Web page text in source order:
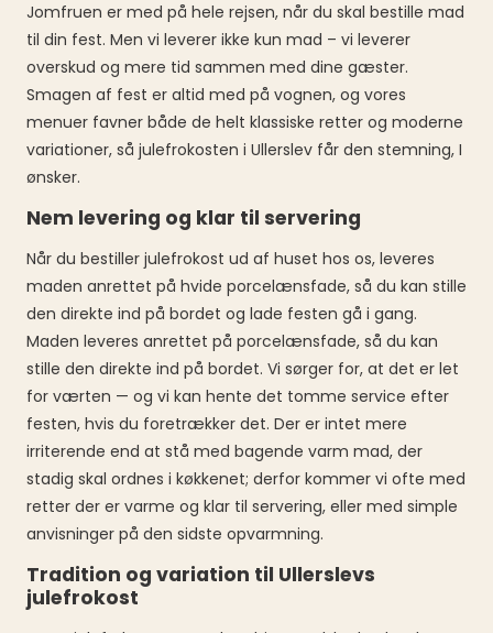
Jomfruen er med på hele rejsen, når du skal bestille mad
til din fest. Men vi leverer ikke kun mad – vi leverer
overskud og mere tid sammen med dine gæster.
Smagen af fest er altid med på vognen, og vores
menuer favner både de helt klassiske retter og moderne
variationer, så julefrokosten i Ullerslev får den stemning, I
ønsker.
Nem levering og klar til servering
Når du bestiller julefrokost ud af huset hos os, leveres
maden anrettet på hvide porcelænsfade, så du kan stille
den direkte ind på bordet og lade festen gå i gang.
Maden leveres anrettet på porcelænsfade, så du kan
stille den direkte ind på bordet. Vi sørger for, at det er let
for værten — og vi kan hente det tomme service efter
festen, hvis du foretrækker det. Der er intet mere
irriterende end at stå med bagende varm mad, der
stadig skal ordnes i køkkenet; derfor kommer vi ofte med
retter der er varme og klar til servering, eller med simple
anvisninger på den sidste opvarmning.
Tradition og variation til Ullerslevs
julefrokost